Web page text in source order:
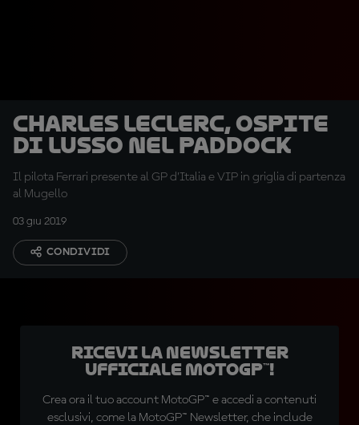
Charles Leclerc, ospite
di lusso nel paddock
Il pilota Ferrari presente al GP d’Italia e VIP in griglia di partenza
al Mugello
03 giu 2019
CONDIVIDI
Ricevi la newsletter
ufficiale MotoGP™!
Crea ora il tuo account MotoGP™ e accedi a contenuti
esclusivi, come la MotoGP™ Newsletter, che include